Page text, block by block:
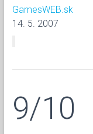
GamesWEB.sk
14. 5. 2007
9/10